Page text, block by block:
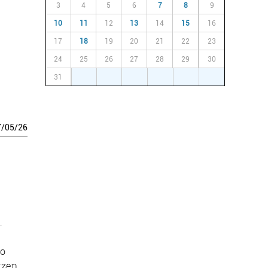
/05/26
3 4 5 6 7 8 9
10 11 12 13 14 15 16
17 18 19 20 21 22 23
24 25 26 27 28 29 30
31